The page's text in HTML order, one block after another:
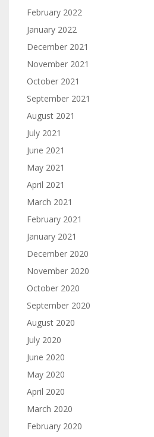
February 2022
January 2022
December 2021
November 2021
October 2021
September 2021
August 2021
July 2021
June 2021
May 2021
April 2021
March 2021
February 2021
January 2021
December 2020
November 2020
October 2020
September 2020
August 2020
July 2020
June 2020
May 2020
April 2020
March 2020
February 2020